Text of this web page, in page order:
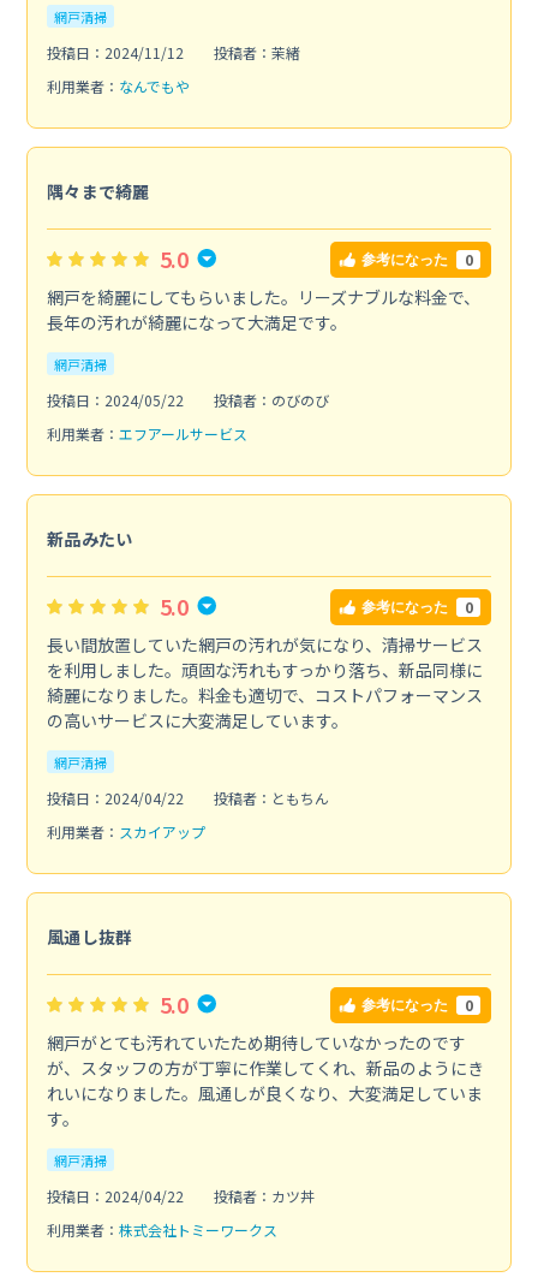
網戸清掃
投稿日：2024/11/12
投稿者：茉緒
利用業者： なんでもや
隅々まで綺麗
5.0 参考になった 0
網戸を綺麗にしてもらいました。リーズナブルな料金で、
長年の汚れが綺麗になって大満足です。
網戸清掃
投稿日：2024/05/22
投稿者：のびのび
利用業者： エフアールサービス
新品みたい
5.0 参考になった 0
長い間放置していた網戸の汚れが気になり、清掃サービス
を利用しました。頑固な汚れもすっかり落ち、新品同様に
綺麗になりました。料金も適切で、コストパフォーマンス
の高いサービスに大変満足しています。
網戸清掃
投稿日：2024/04/22
投稿者：ともちん
利用業者： スカイアップ
風通し抜群
5.0 参考になった 0
網戸がとても汚れていたため期待していなかったのです
が、スタッフの方が丁寧に作業してくれ、新品のようにき
れいになりました。風通しが良くなり、大変満足していま
す。
網戸清掃
投稿日：2024/04/22
投稿者：カツ丼
利用業者： 株式会社トミーワークス